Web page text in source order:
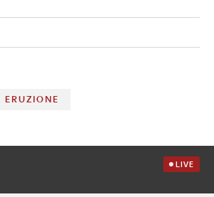
ERUZIONE
LIVE